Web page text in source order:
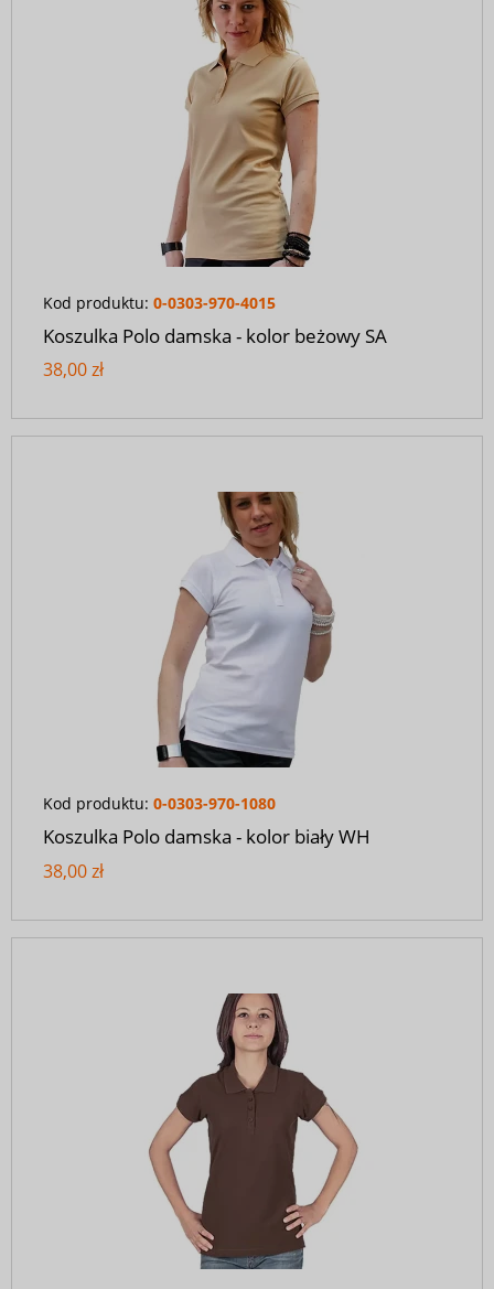
Kod produktu: 0-0303-970-4015
Koszulka Polo damska - kolor beżowy SA
38,00 zł
Kod produktu: 0-0303-970-1080
Koszulka Polo damska - kolor biały WH
38,00 zł